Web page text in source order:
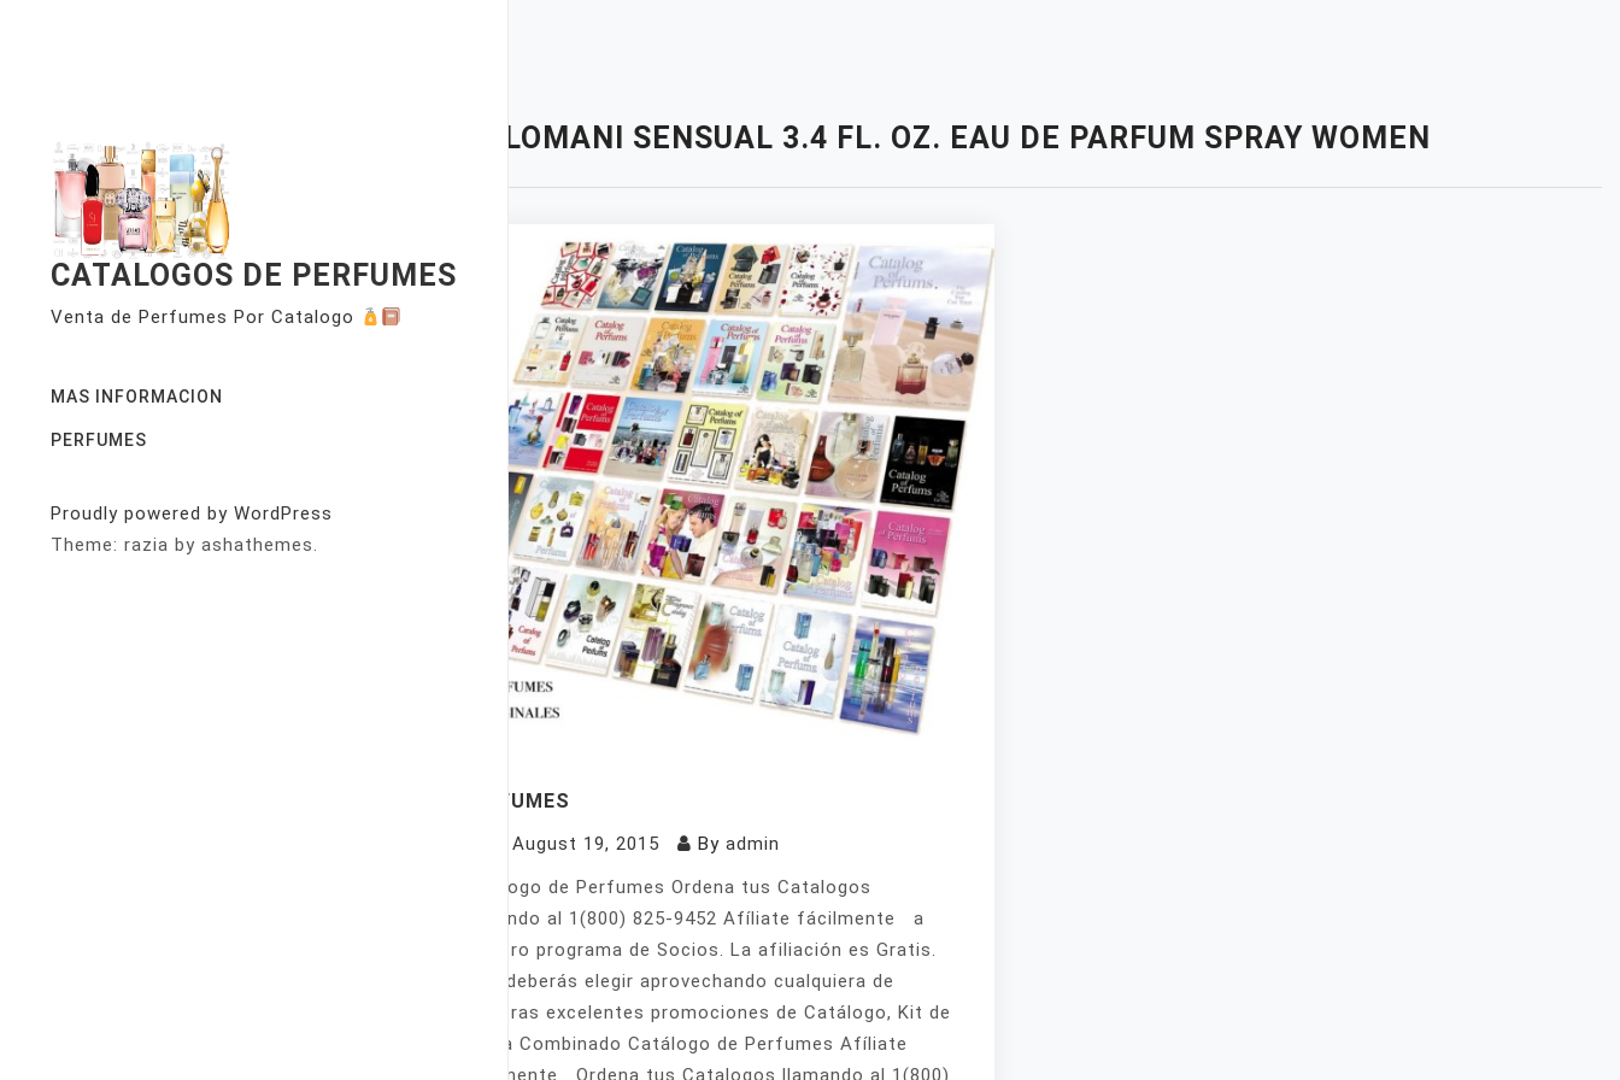
CATALOGOS DE PERFUMES
Venta de Perfumes Por Catalogo
MAS INFORMACION
PERFUMES
Proudly powered by WordPress
Theme: razia by ashathemes.
LOMANI SENSUAL 3.4 FL. OZ. EAU DE PARFUM SPRAY WOMEN
PERFUMES
August 19, 2015 By admin
Catálogo de Perfumes Ordena tus Catalogos
llamando al 1(800) 825-9452 Afíliate fácilmente a
nuestro programa de Socios. La afiliación es Gratis.
Sólo deberás elegir aprovechando cualquiera de
nuestras excelentes promociones de Catálogo, Kit de
Venta Combinado Catálogo de Perfumes Afíliate
fácilmente Ordena tus Catalogos llamando al 1(800)